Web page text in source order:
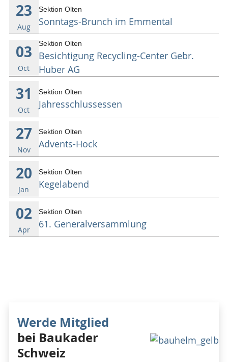
KONTAKT
ANMELDEN
23
Aug
Sektion Olten
Sonntags-Brunch im Emmental
03
Oct
Sektion Olten
Besichtigung Recycling-Center Gebr.
Huber AG
31
Oct
Sektion Olten
Jahresschlussessen
27
Nov
Sektion Olten
Advents-Hock
20
Jan
Sektion Olten
Kegelabend
02
Apr
Sektion Olten
61. Generalversammlung
Werde Mitglied
bei Baukader
Schweiz